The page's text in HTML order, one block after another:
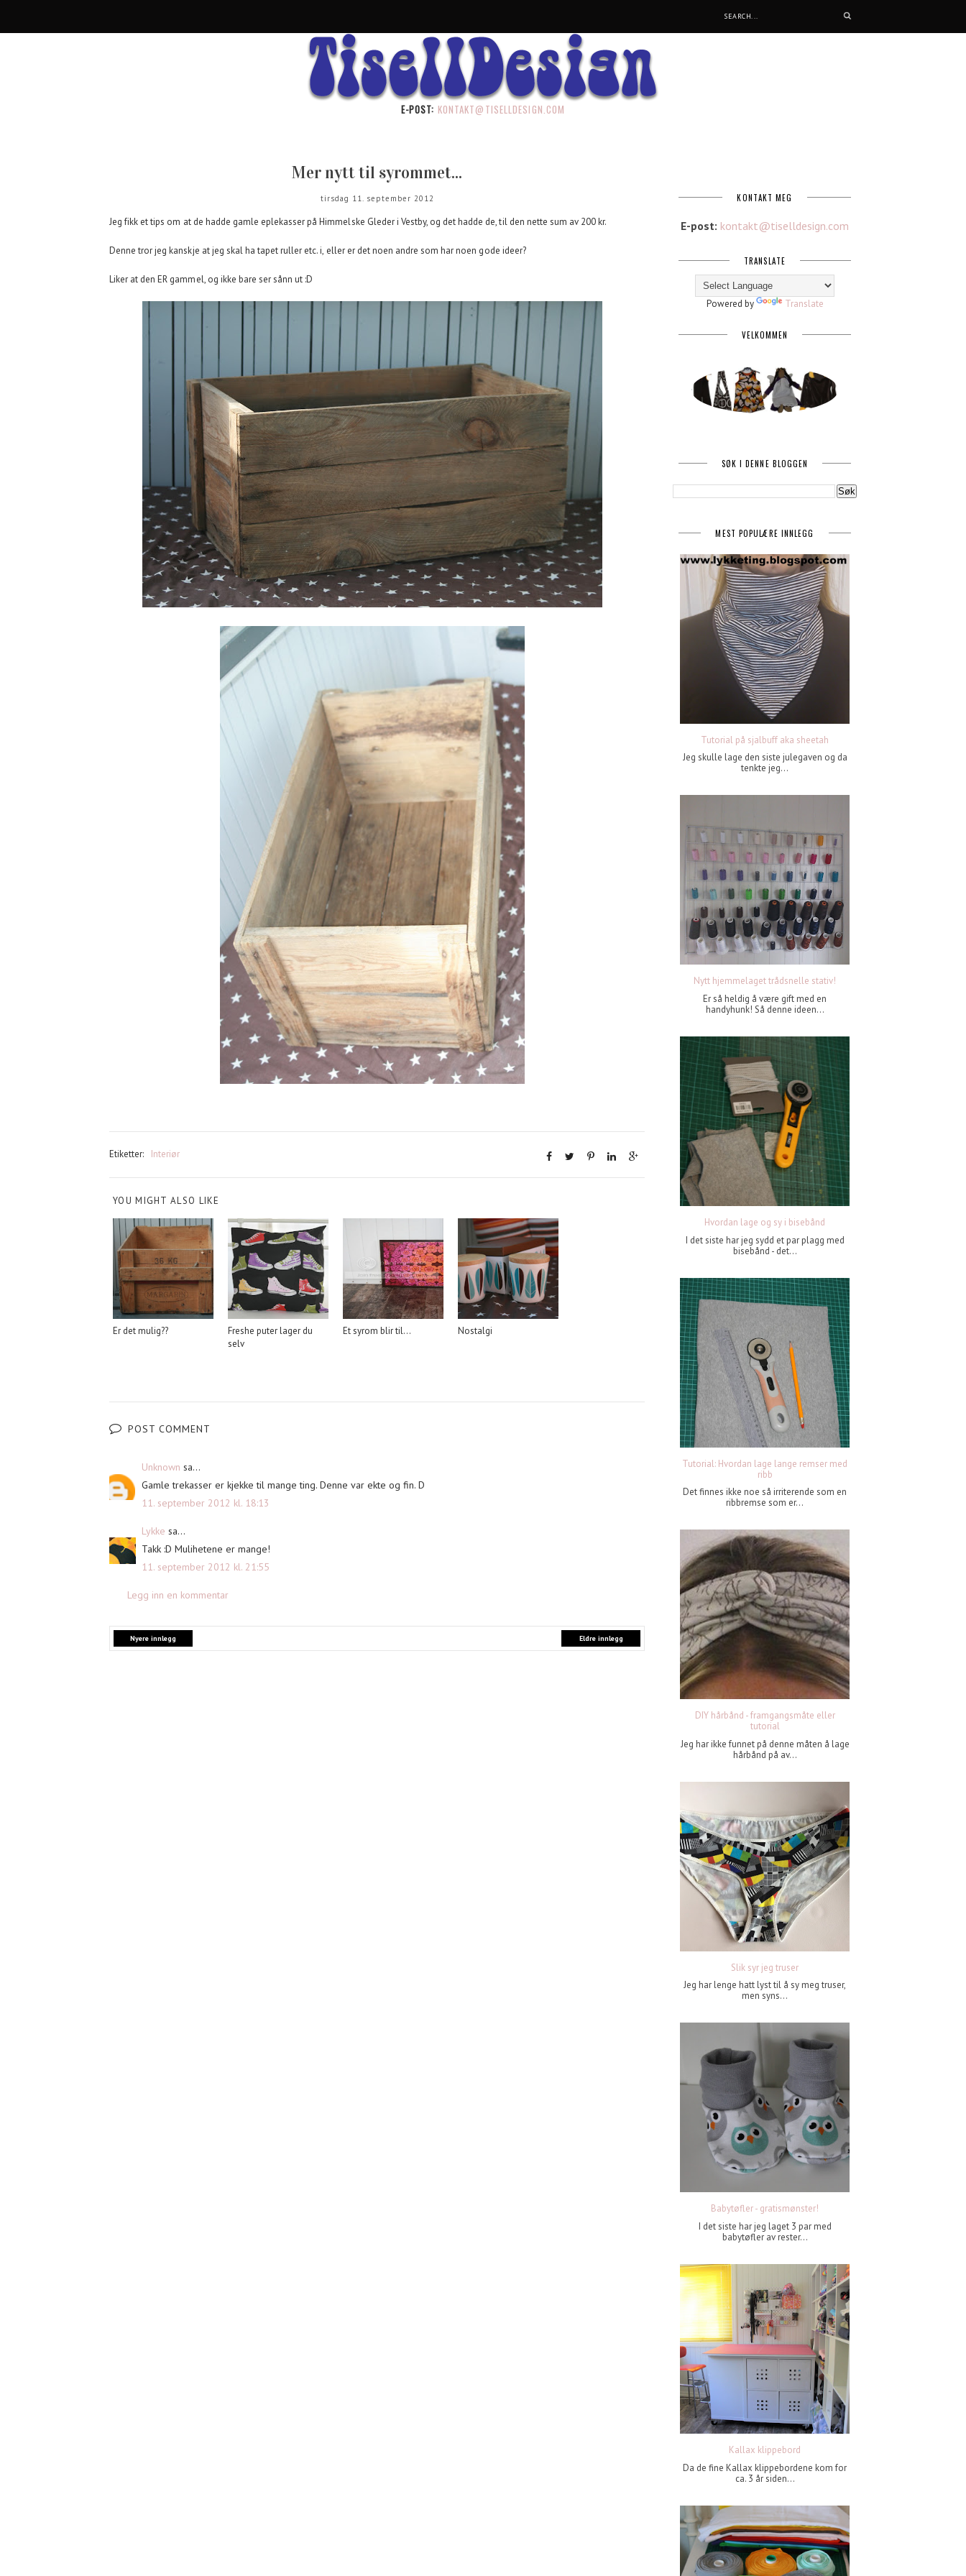
E-POST: KONTAKT@TISELLDESIGN.COM
Mer nytt til syrommet...
tirsdag 11. september 2012
Jeg fikk et tips om at de hadde gamle eplekasser på Himmelske Gleder i Vestby, og det hadde de, til den nette sum av 200 kr.
Denne tror jeg kanskje at jeg skal ha tapet ruller etc. i, eller er det noen andre som har noen gode ideer?
Liker at den ER gammel, og ikke bare ser sånn ut :D
Etiketter: Interiør
YOU MIGHT ALSO LIKE
Er det mulig??
Freshe puter lager du
selv
Et syrom blir til... Nostalgi
POST COMMENT
Unknown sa...
Gamle trekasser er kjekke til mange ting. Denne var ekte og fin. D
11. september 2012 kl. 18:13
Lykke sa...
Takk :D Mulihetene er mange!
11. september 2012 kl. 21:55
Legg inn en kommentar
Nyere innlegg Eldre innlegg
KONTAKT MEG
E-post: kontakt@tiselldesign.com
TRANSLATE
Powered by Translate
VELKOMMEN
SØK I DENNE BLOGGEN
MEST POPULÆRE INNLEGG
Tutorial på sjalbuff aka sheetah
Jeg skulle lage den siste julegaven og da
tenkte jeg...
Nytt hjemmelaget trådsnelle stativ!
Er så heldig å være gift med en
handyhunk! Så denne ideen...
Hvordan lage og sy i bisebånd
I det siste har jeg sydd et par plagg med
bisebånd - det...
Tutorial: Hvordan lage lange remser med
ribb
Det finnes ikke noe så irriterende som en
ribbremse som er...
DIY hårbånd - framgangsmåte eller
tutorial
Jeg har ikke funnet på denne måten å lage
hårbånd på av...
Slik syr jeg truser
Jeg har lenge hatt lyst til å sy meg truser,
men syns...
Babytøfler - gratismønster!
I det siste har jeg laget 3 par med
babytøfler av rester...
Kallax klippebord
Da de fine Kallax klippebordene kom for
ca. 3 år siden...